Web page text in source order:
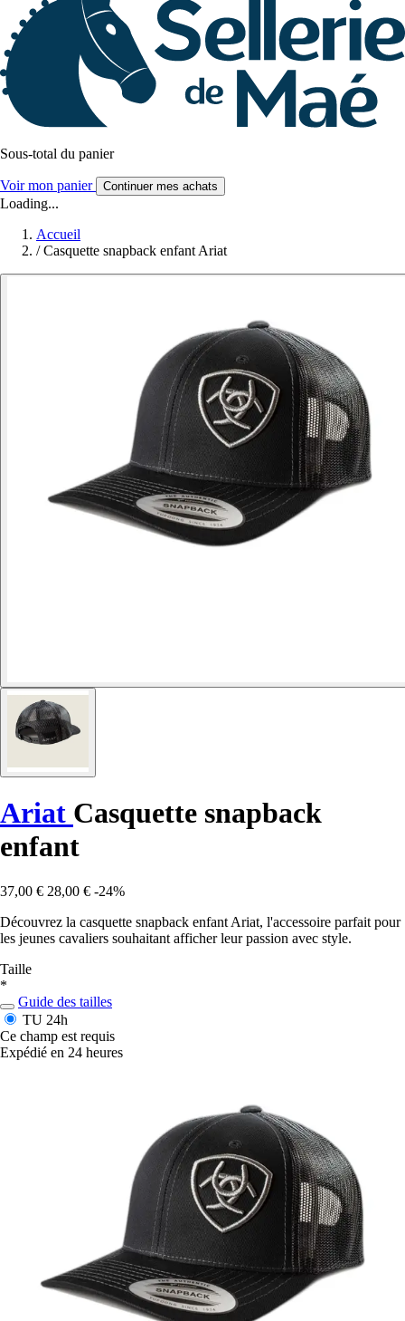
Sous-total du panier
Voir mon panier Continuer mes achats
Loading...
Accueil
/ Casquette snapback enfant Ariat
Ariat Casquette snapback
enfant
37,00 € 28,00 € -24%
Découvrez la casquette snapback enfant Ariat, l'accessoire parfait pour
les jeunes cavaliers souhaitant afficher leur passion avec style.
Taille
*
Guide des tailles
TU 24h
Ce champ est requis
Expédié en 24 heures